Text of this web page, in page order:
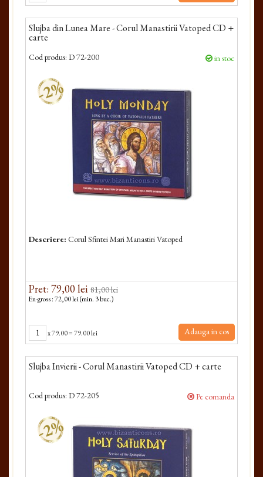
Slujba din Lunea Mare - Corul Manastirii Vatoped CD +
carte
Cod produs: D 72-200 in stoc
-2%
Descriere: Corul Sfintei Mari Manastiri Vatoped
Pret: 79,00 lei 81,00 lei
En-gross : 72,00 lei (min. 3 buc.)
x79.00=79.00 lei Adauga in cos
Slujba Invierii - Corul Manastirii Vatoped CD + carte
Cod produs: D 72-205 Pe comanda
-2%